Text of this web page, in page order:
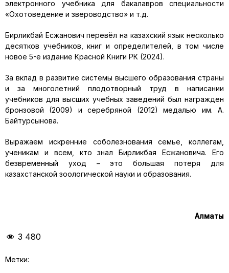
электронного учебника для бакалавров специальности
«Охотоведение и звероводство» и т.д.
Бирликбай Есжанович перевёл на казахский язык несколько
десятков учебников, книг и определителей, в том числе
новое 5-е издание Красной Книги РК (2024).
За вклад в развитие системы высшего образования страны
и за многолетний плодотворный труд в написании
учебников для высших учебных заведений был награжден
бронзовой (2009) и серебряной (2012) медалью им. А.
Байтурсынова.
Выражаем искренние соболезнования семье, коллегам,
ученикам и всем, кто знал Бирликбая Есжановича. Его
безвременный уход – это большая потеря для
казахстанской зоологической науки и образования.
Алматы
3 480
Метки: